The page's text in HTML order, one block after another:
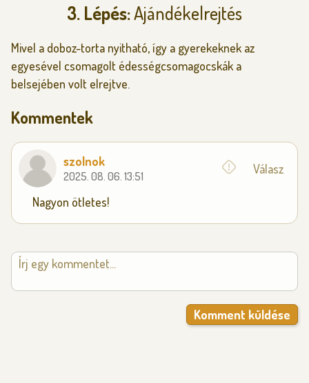
3. Lépés:Ajándékelrejtés
Mivel a doboz-torta nyitható, így a gyerekeknek az
egyesével csomagolt édességcsomagocskák a
belsejében volt elrejtve.
Kommentek
szolnok
2025. 08. 06. 13:51 Válasz
Nagyon ötletes!
Komment küldése